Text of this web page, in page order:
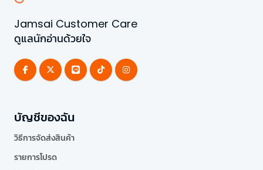
Jamsai Customer Care
ดูแลนักอ่านด้วยใจ
บัญชีของฉัน
วิธีการจัดส่งสินค้า
รายการโปรด